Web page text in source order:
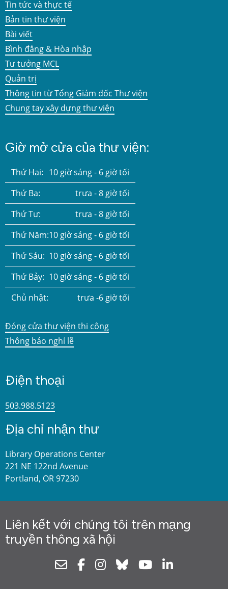
Tin tức và thực tế
Bản tin thư viện
Bài viết
Bình đẳng & Hòa nhập
Tư tưởng MCL
Quản trị
Thông tin từ Tổng Giám đốc Thư viện
Chung tay xây dựng thư viện
Giờ mở cửa của thư viện:
Thứ Hai: 10 giờ sáng - 6 giờ tối
Thứ Ba:
trưa - 8 giờ tối
Thứ Tư:
trưa - 8 giờ tối
Thứ Năm:10 giờ sáng - 6 giờ tối
Thứ Sáu: 10 giờ sáng - 6 giờ tối
Thứ Bảy: 10 giờ sáng - 6 giờ tối
Chủ nhật:
trưa -6 giờ tối
Đóng cửa thư viện thi công
Thông báo nghỉ lễ
Điện thoại
503.988.5123
Địa chỉ nhận thư
Library Operations Center
221 NE 122nd Avenue
Portland, OR 97230
Liên kết với chúng tôi trên mạng
truyền thông xã hội
NewsletterFacebookInstagram
Bluesky Youtube